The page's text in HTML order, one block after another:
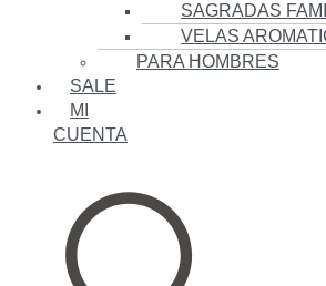
SAGRADAS
VELAS
PARA HOMBRES
SALE
MI
CUENTA